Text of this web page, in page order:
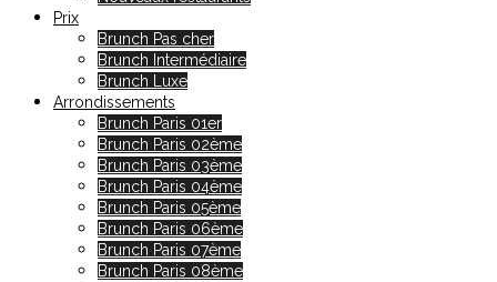
Prix
Brunch Pas cher
Brunch Intermédiaire
Brunch Luxe
Arrondissements
Brunch Paris 01er
Brunch Paris 02ème
Brunch Paris 03ème
Brunch Paris 04ème
Brunch Paris 05ème
Brunch Paris 06ème
Brunch Paris 07ème
Brunch Paris 08ème